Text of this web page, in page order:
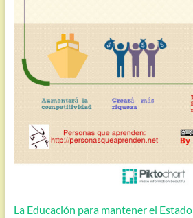
La Educación para mantener el